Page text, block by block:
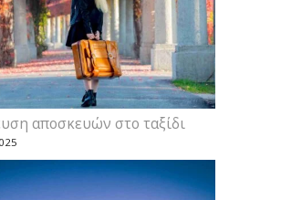
αποσκευών στο ταξίδι